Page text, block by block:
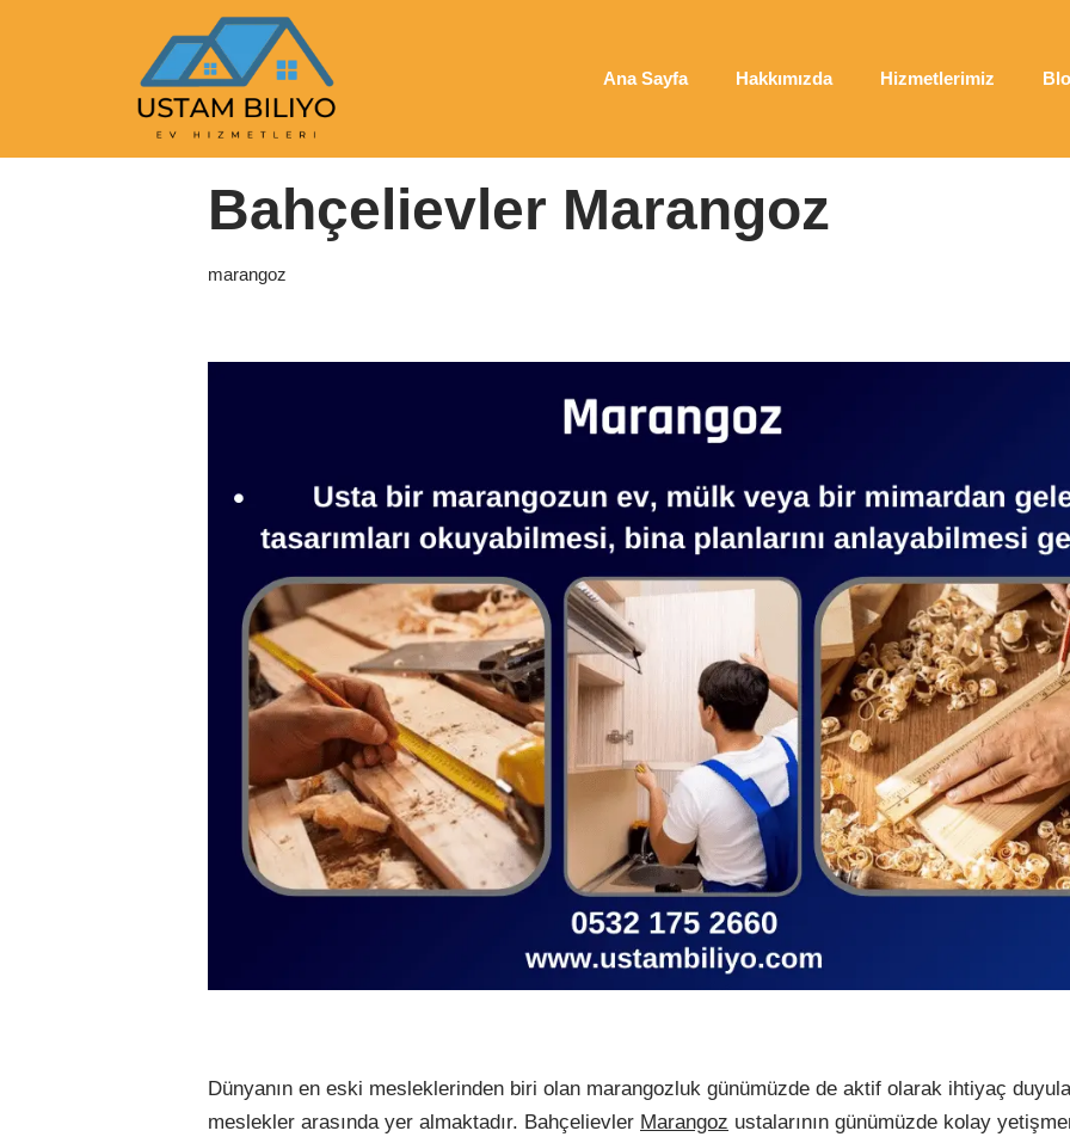
Ana Sayfa Hakkımızda Hizmetlerimiz
Anasayfa|marangoz
Bahçelievler Marangoz
marangoz
Dünyanın en eski mesleklerinden biri olan marangozluk günümüzde de aktif olarak ihtiyaç
meslekler arasında yer almaktadır. Bahçelievler Marangoz ustalarının günümüzde kolay